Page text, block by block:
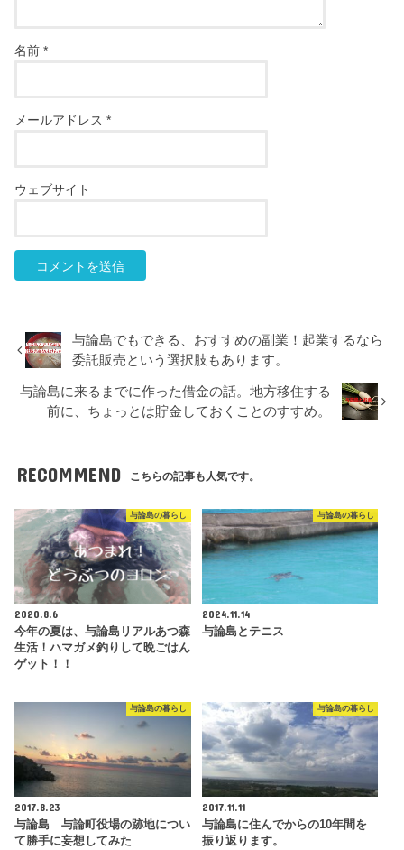
名前*
メールアドレス*
ウェブサイト
与論島でもできる、おすすめの副業！起業するなら
委託販売という選択肢もあります。
与論島に来るまでに作った借金の話。地方移住する
前に、ちょっとは貯金しておくことのすすめ。
RECOMMEND こちらの記事も人気です。
与論島の暮らし
2020.8.6
今年の夏は、与論島リアルあつ森
生活！ハマガメ釣りして晩ごはん
ゲット！！
与論島の暮らし
2024.11.14
与論島とテニス
与論島の暮らし
2017.8.23
与論島 与論町役場の跡地につい
て勝手に妄想してみた
与論島の暮らし
2017.11.11
与論島に住んでからの10年間を
振り返ります。